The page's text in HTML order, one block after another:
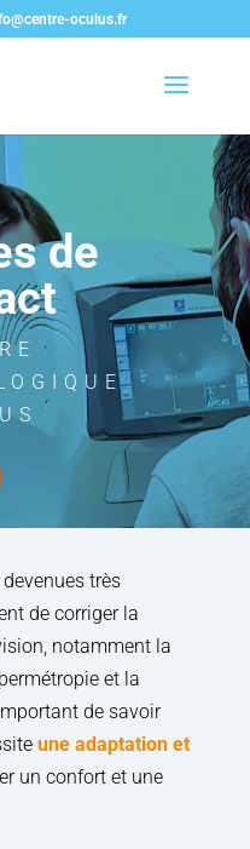
oculus.fr
de
très
de corriger la
notamment la
et la
de savoir
une adaptation et
un confort et une